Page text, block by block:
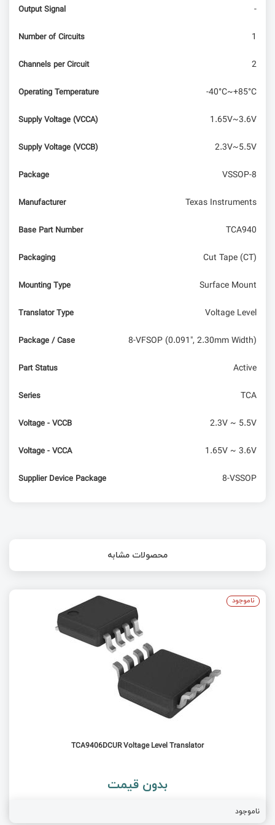
Output Signal -
Number of Circuits 1
Channels per Circuit 2
Operating Temperature -40°C~+85°C
Supply Voltage (VCCA) 1.65V~3.6V
Supply Voltage (VCCB) 2.3V~5.5V
Package VSSOP-8
Manufacturer Texas Instruments
Base Part Number TCA940
Packaging Cut Tape (CT)
Mounting Type Surface Mount
Translator Type Voltage Level
Package / Case 8-VFSOP (0.091", 2.30mm Width)
Part Status Active
Series TCA
Voltage - VCCB 2.3V ~ 5.5V
Voltage - VCCA 1.65V ~ 3.6V
Supplier Device Package 8-VSSOP
محصولات مشابه
TCA9406DCUR Voltage Level Translator
بدون قیمت
ناموجود
ناموجود